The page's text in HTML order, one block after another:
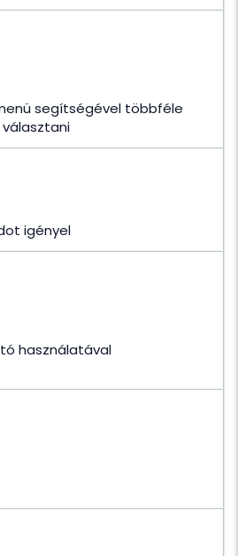
segítségével többféle
igényel
használatával